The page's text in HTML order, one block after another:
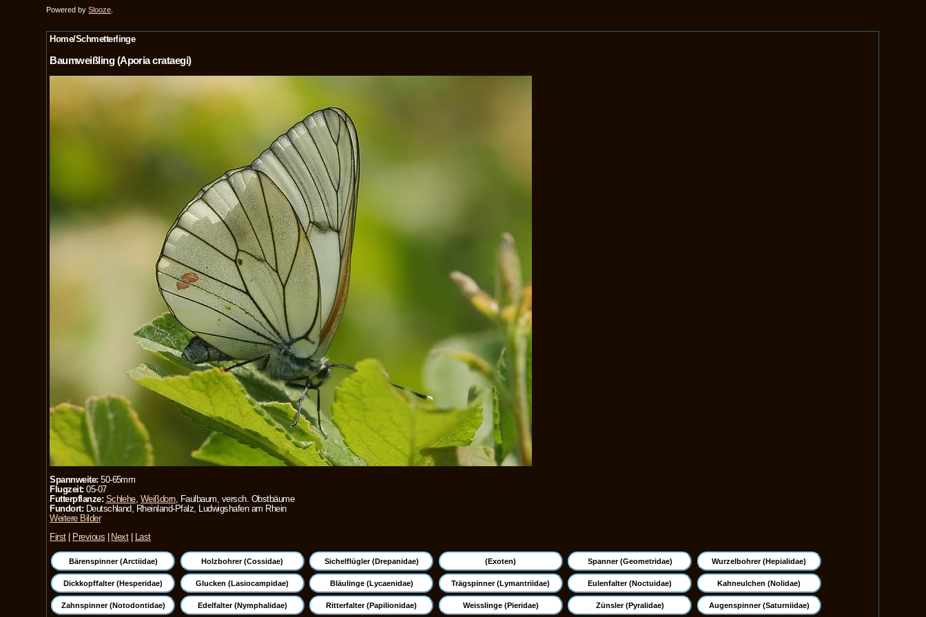
Powered bySlooze
Home/Schmetterlinge
Baumweißling (Aporia crataegi)
Spannweite: 50-65mm
Flugzeit:05-07
Futterpflanze: Schlehe, Weißdorn, Faulbaum, versch. Obstbäume
Fundort: Deutschland, Rheinland-Pfalz, Ludwigshafen am Rhein
Weitere Bilder
First| Previous | Next| Last
Bärenspinner (Arctiidae) Holzbohrer (Cossidae) Sichelflügler (Drepanidae) (Exoten) Spanner (Geometridae) Wurzelbohrer (Hepialidae)
Dickkopffalter (Hesperidae) Glucken (Lasiocampidae) Bläulinge (Lycaenidae) Trägspinner (Lymantriidae) Eulenfalter (Noctuidae) Kahneulchen (Nolidae)
Zahnspinner (Notodontidae) Edelfalter (Nymphalidae) Ritterfalter (Papilionidae) Weisslinge (Pieridae) Zünsler (Pyralidae) Augenspinner (Saturniidae)